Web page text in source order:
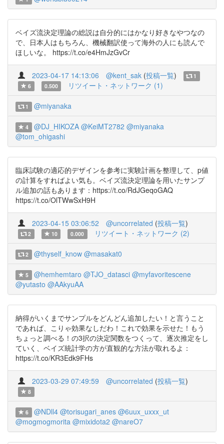
ベイズ流決定理論の総説は自分的にはかなり好きなやつなの
で、日本人はもちろん、機械翻訳使って海外の人にも読んで
ほしいな。 https://t.co/e4HmJzGvCr
2023-04-17 14:13:06 @kent_sak (投稿一覧)
1
6
0.500 リツイート・ネットワーク (1)
1 @miyanaka
4 @DJ_HIKOZA @KeiMT2782 @miyanaka
@tom_ohigashi
臨床試験の適応的デザインを参考に実験計画を整理して、p値
の計算をすればよい気も。ベイズ流決定理論を用いたサンプ
ル追加の話もあります：https://t.co/RdJGeqoGAQ
https://t.co/OlTWwSxH9H
2023-04-15 03:06:52 @uncorrelated (投稿一覧)
2 10 0.000 リツイート・ネットワーク (2)
2 @thyself_know @masakat0
5 @hemhemtaro @TJO_datasci @myfavoritescene
@yutasto @AAkyuAA
納得がいくまでサンプルをどんどん追加したい！と言うこと
であれば、こりゃ効果なしだわ！これで効果を示せた！もう
ちょっと調べる！の3択の決定関数をつくって、逐次推定をし
ていく、ベイズ統計学の方が直観的な方法が取れるよ：
https://t.co/KR3Edk9FHs
2023-03-29 07:49:59 @uncorrelated (投稿一覧)
8
6 @NDll4 @torisugari_anes @6uux_uxxx_ut
@mogmogmorita @mixidota2 @nareO7